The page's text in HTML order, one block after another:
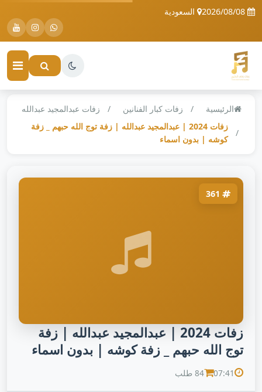
السعودية
الرئيسية زفات كبار الفنانين
زفات عبدالمجيد عبدالله
زفات 2024 | عبدالمجيد عبدالله | زفة توج الله حبهم _ زفة
كوشه | بدون اسماء
زفات 2024 | عبدالمجيد عبدالله | زفة
توج الله حبهم _ زفة كوشه | بدون اسماء
07:41 84 طلب